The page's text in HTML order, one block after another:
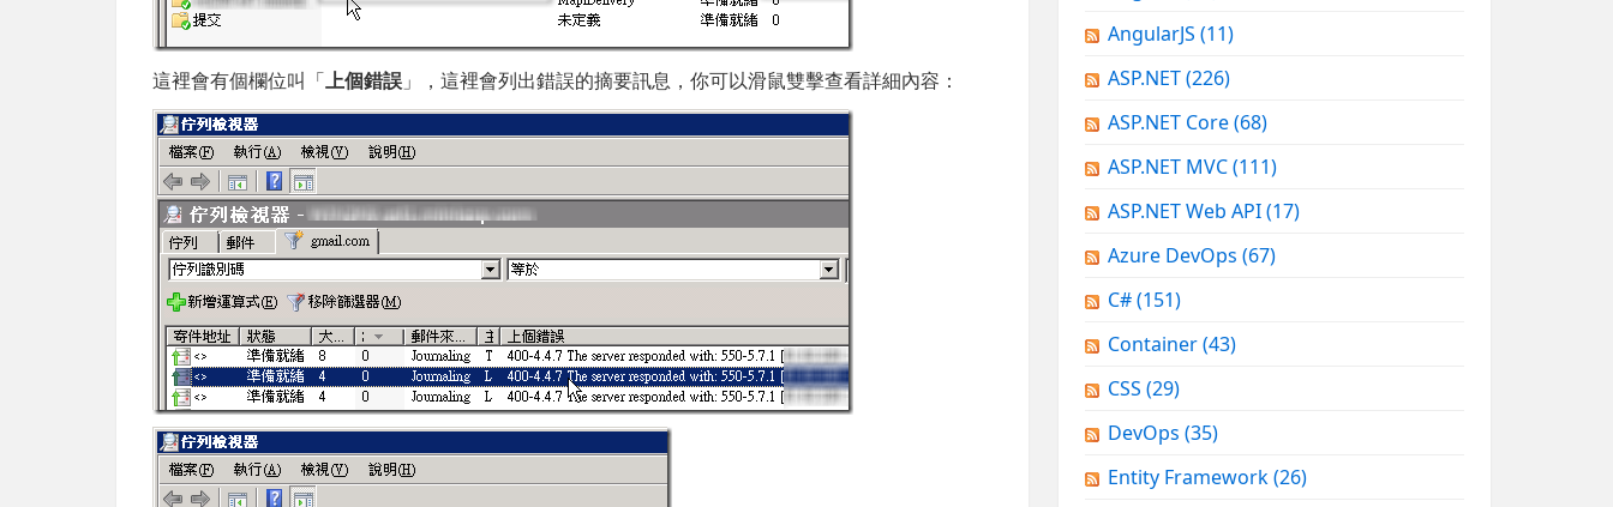
這裡會有個欄位叫「上個錯誤 」，這裡會列出錯誤的摘要訊息，你可以滑鼠雙擊查看詳細內容：
AngularJS (11)
ASP.NET(226)
ASP.NET Core(68)
ASP.NET MVC(111)
ASP.NET Web API(17)
Azure DevOps (67)
C#(151)
Container(43)
CSS (29)
DevOps (35)
Entity Framework(26)